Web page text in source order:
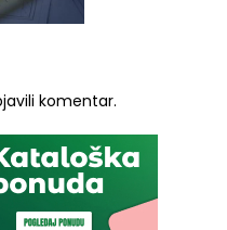
komentar.